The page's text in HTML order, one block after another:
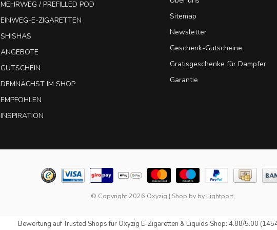
MEHRWEG / PREFILLED POD
EINWEG-E-ZIGARETTEN
SHISHAS
ANGEBOTE
GUTSCHEIN
DEMNÄCHST IM SHOP
EMPFOHLEN
INSPIRATION
Sitemap
Newsletter
Geschenk-Gutscheine
Gratisgeschenke für Dampfer
Garantie
© Copyright 2026 Oxyzig | Shop by by Lightport
Bewertung aufTrusted Shopsfür Oxyzig E-Zigaretten & Liquids Shop: 4.88/5.00